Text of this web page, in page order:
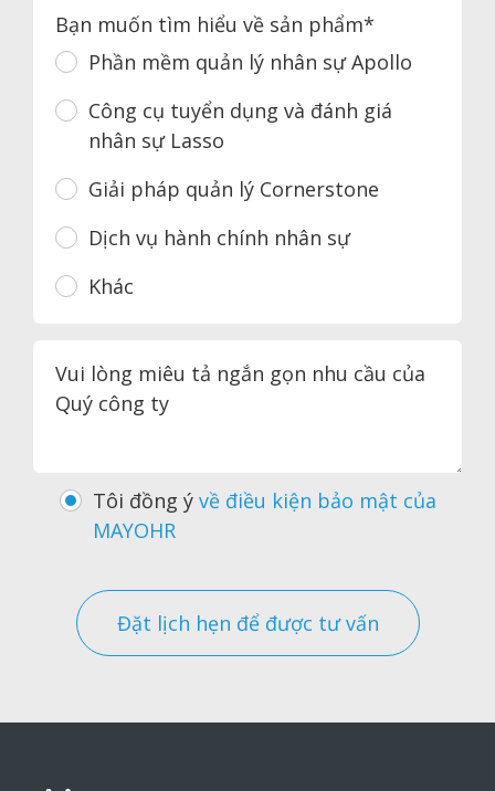
Bạn muốn tìm hiểu về sản phẩm*
Phần mềm quản lý nhân sự Apollo
Công cụ tuyển dụng và đánh giá
nhân sự Lasso
Giải pháp quản lý Cornerstone
Dịch vụ hành chính nhân sự
Khác
Vui lòng miêu tả ngắn gọn nhu cầu của
Quý công ty
Tôi đồng ý về điều kiện bảo mật của
MAYOHR
Đặt lịch hẹn để được tư vấn